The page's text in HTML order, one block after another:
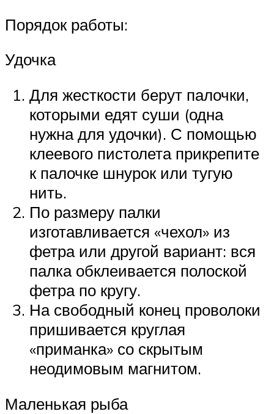
Порядок работы:
Удочка
Для жесткости берут палочки,
которыми едят суши (одна
нужна для удочки). С помощью
клеевого пистолета прикрепите
к палочке шнурок или тугую
нить.
По размеру палки
изготавливается «чехол» из
фетра или другой вариант: вся
палка обклеивается полоской
фетра по кругу.
На свободный конец проволоки
пришивается круглая
«приманка» со скрытым
неодимовым магнитом.
Маленькая рыба